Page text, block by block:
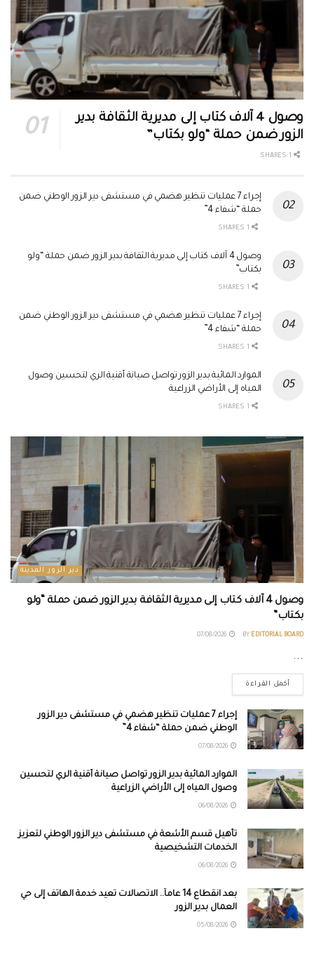
وصول 4 آلاف كتاب إلى مديرية الثقافة بدير
الزور ضمن حملة “ولو بكتاب”
إجراء 7 عمليات تنظير هضمي في مستشفى دير الزور الوطني ضمن
حملة “شفاء 4”
وصول 4 آلاف كتاب إلى مديرية الثقافة بدير الزور ضمن حملة “ولو
بكتاب”
إجراء 7 عمليات تنظير هضمي في مستشفى دير الزور الوطني ضمن
حملة “شفاء 4”
الموارد المائية بدير الزور تواصل صيانة أقنية الري لتحسين وصول
المياه إلى الأراضي الزراعية
دير الزور المدينة
وصول 4 آلاف كتاب إلى مديرية الثقافة بدير الزور ضمن حملة “ولو
بكتاب”
BY EDITORIAL BOARD
...
أكمل القراءة
إجراء 7 عمليات تنظير هضمي في مستشفى دير الزور
الوطني ضمن حملة “شفاء 4”
الموارد المائية بدير الزور تواصل صيانة أقنية الري لتحسين
وصول المياه إلى الأراضي الزراعية
تأهيل قسم الأشعة في مستشفى دير الزور الوطني لتعزيز
الخدمات التشخيصية
بعد انقطاع 14 عاماً.. الاتصالات تعيد خدمة الهاتف إلى حي
العمال بدير الزور